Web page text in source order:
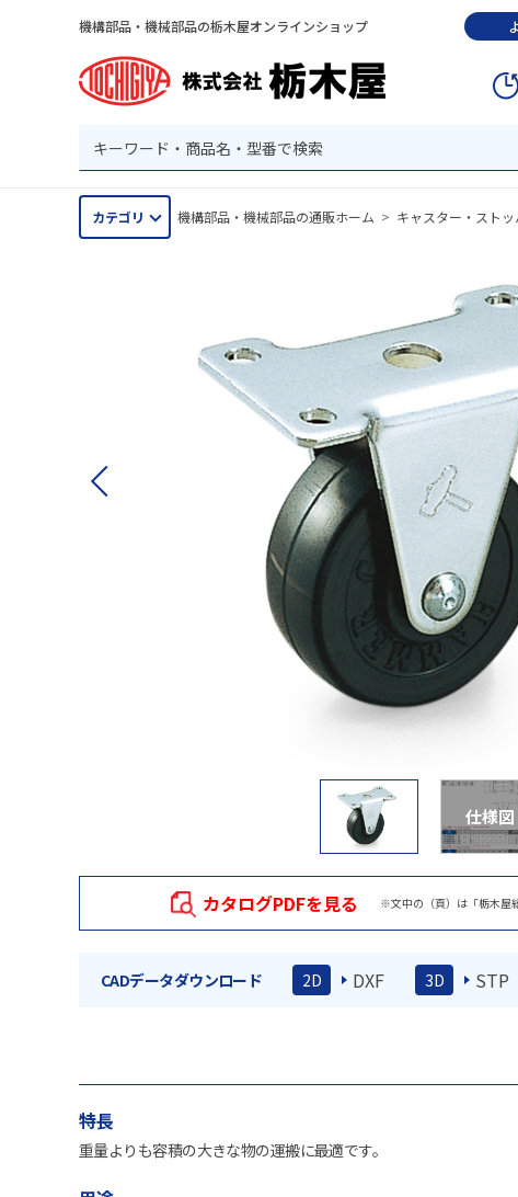
機構部品・機械部品の栃木屋オンラインショップ
カテゴリ 機構部品・機械部品の通販ホーム > キャスター・ストッ
仕様図
カタログPDFを見る ※文中の（頁）は「栃木屋
CADデータダウンロード 2D DXF 3D STP
特長
重量よりも容積の大きな物の運搬に最適です。